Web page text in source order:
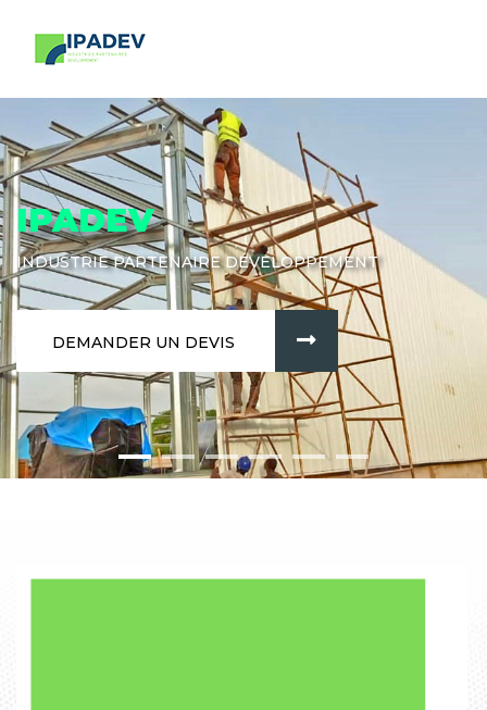
IPADEV
INDUSTRIE PARTENAIRE DÉVELOPPEMENT
DEMANDER UN DEVIS